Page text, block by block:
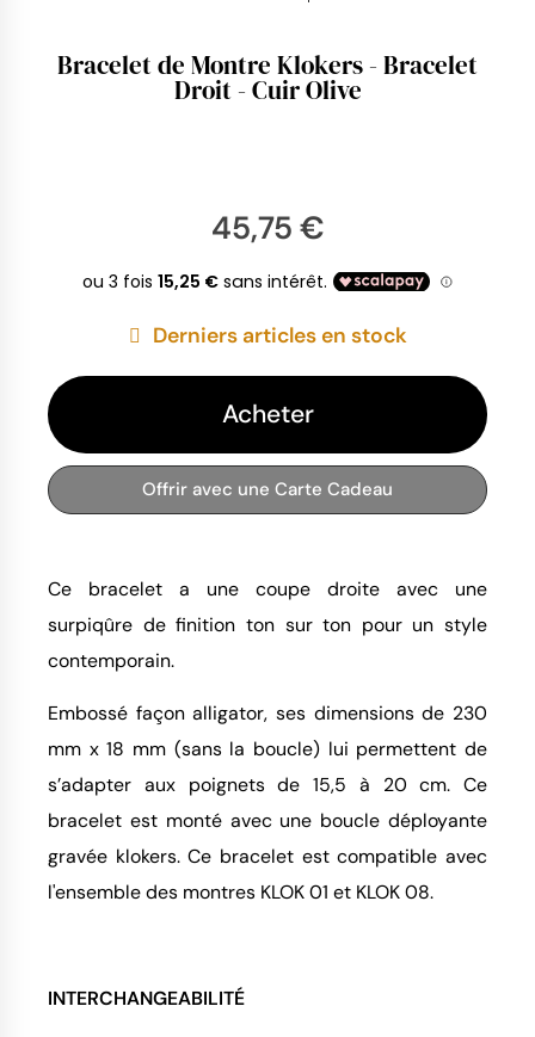
Bracelet de Montre Klokers - Bracelet
Droit - Cuir Olive
45,75 €
Derniers articles en stock
Acheter
Offrir avec une Carte Cadeau
Ce bracelet a une coupe droite avec une
surpiqûre de finition ton sur ton pour un style
contemporain.
Embossé façon alligator, ses dimensions de 230
mm x 18 mm (sans la boucle) lui permettent de
s’adapter aux poignets de 15,5 à 20 cm. Ce
bracelet est monté avec une boucle déployante
gravée klokers. Ce bracelet est compatible avec
l'ensemble des montres KLOK 01 et KLOK 08.
INTERCHANGEABILITÉ